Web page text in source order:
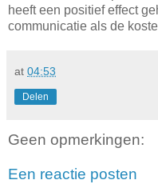
heeft een positief effect
communicatie als de
at 04:53
Delen
Geen opmerkingen:
Een reactie posten